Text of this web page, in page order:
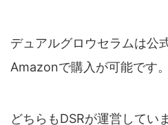
デュアルグロウセラムは公
Amazonで購入が可能です。
どちらもDSRが運営してい